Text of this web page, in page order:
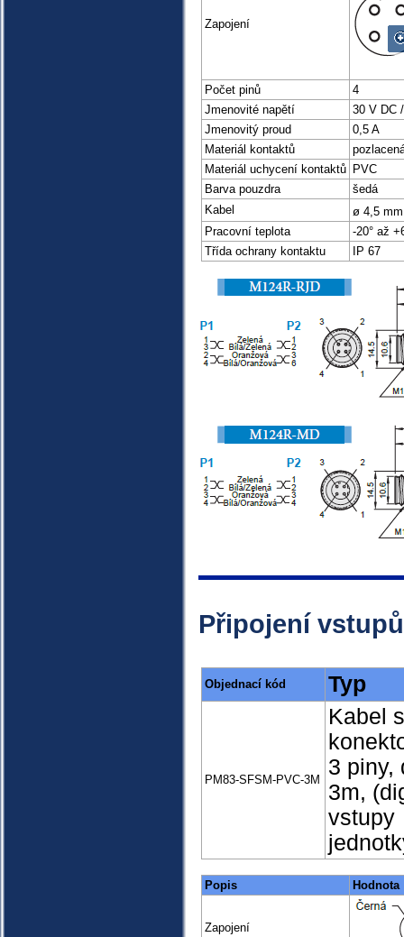
Zapojení
Počet pinů
4
Jmenovité napětí
30 V DC
Jmenovitý proud
0,5 A
Materiál kontaktů
Materiál uchycení kontaktů PVC
Barva pouzdra
šedá
Kabel
ø 4,5
Pracovní teplota
-20° až
Třída ochrany kontaktu
IP 67
Připojení
Objednací kód Typ
PM83-SFSM-PVC-3M
Kabel s
3 piny,
3m,
vstupy
Popis Hodnota
Zapojení